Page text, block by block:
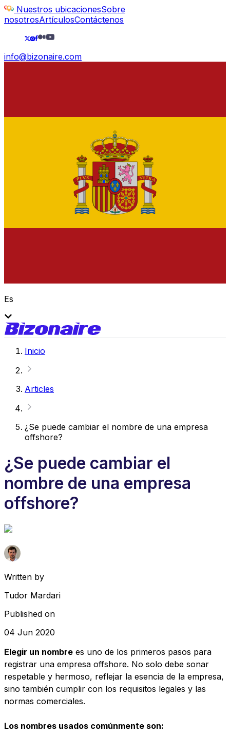
Nuestros ubicacionesSobre
nosotrosArtículosContáctenos
info@bizonaire.com
Es
Inicio
Articles
¿Se puede cambiar el nombre de una empresa
offshore?
¿Se puede cambiar el
nombre de una empresa
offshore?
Written by
Tudor Mardari
Published on
04 Jun 2020
Elegir un nombre es uno de los primeros pasos para
registrar una empresa offshore. No solo debe sonar
respetable y hermoso, reflejar la esencia de la empresa,
sino también cumplir con los requisitos legales y las
normas comerciales.
Los nombres usados comúnmente son: